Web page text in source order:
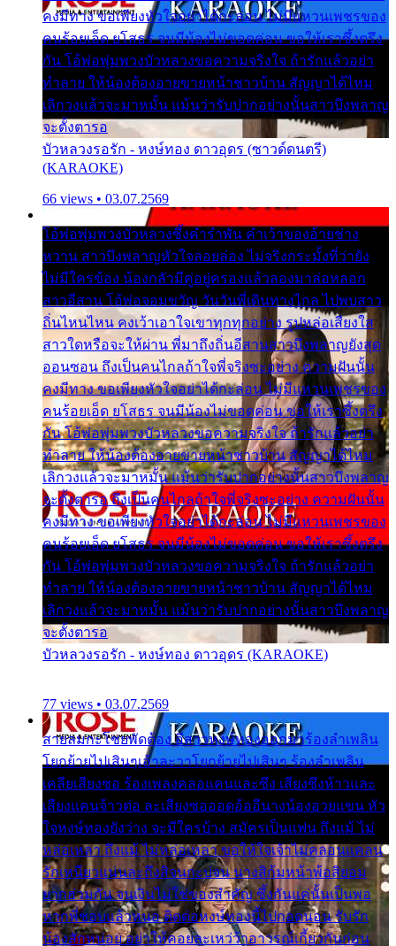
คงมีทาง ขอเพียงหัวใจอย่าได้กะล่อน ไม่มีแหวนเพชรของ
คนร้อยเอ็ด ยโสธร จนมีน้องไม่ขอดค่อน ขอให้เราซึ้งตรึง
กัน โอ้พ่อพุ่มพวงบัวหลวงขอความจริงใจ ถ้ารักแล้วอย่า
ทำลาย ให้น้องต้องอายขายหน้าชาวบ้าน สัญญาได้ไหม
เลิกวงแล้วจะมาหมั้น แม้นว่ารับปากอย่างนั้นสาวบึงพลาญ
จะตั้งตารอ
บัวหลวงรอรัก - หงษ์ทอง ดาวอุดร (ซาวด์ดนตรี)
(KARAOKE)
66 views • 03.07.2569
โอ้พ่อพุ่มพวงบัวหลวงซึ้งคำรำพัน คำเว้าของอ้ายช่าง
หวาน สาวบึงพลาญหัวใจลอยล่อง ไม่จริงกระมั้งที่ว่ายัง
ไม่มีใครข้อง น้องกลัวมีคู่อยู่ครองแล้วลองมาล่อหลอก
สาวอีสาน โอ้พ่อจอมขวัญ วันวันพี่เดินทางไกล ไปพบสาว
ถิ่นไหนไหน คงเว้าเอาใจเขาทุกทุกอย่าง รูปหล่อเสียงใส
สาวใดหรือจะให้ผ่าน พี่มาถึงถิ่นอีสานสาวบึงพลาญยังสุด
ออนซอน ถึงเป็นคนไกลถ้าใจพี่จริงซะอย่าง ความฝันนั้น
คงมีทาง ขอเพียงหัวใจอย่าได้กะล่อน ไม่มีแหวนเพชรของ
คนร้อยเอ็ด ยโสธร จนมีน้องไม่ขอดค่อน ขอให้เราซึ้งตรึง
กัน โอ้พ่อพุ่มพวงบัวหลวงขอความจริงใจ ถ้ารักแล้วอย่า
ทำลาย ให้น้องต้องอายขายหน้าชาวบ้าน สัญญาได้ไหม
เลิกวงแล้วจะมาหมั้น แม้นว่ารับปากอย่างนั้นสาวบึงพลาญ
จะตั้งตารอ ถึงเป็นคนไกลถ้าใจพี่จริงซะอย่าง ความฝันนั้น
คงมีทาง ขอเพียงหัวใจอย่าได้กะล่อน ไม่มีแหวนเพชรของ
คนร้อยเอ็ด ยโสธร จนมีน้องไม่ขอดค่อน ขอให้เราซึ้งตรึง
กัน โอ้พ่อพุ่มพวงบัวหลวงขอความจริงใจ ถ้ารักแล้วอย่า
ทำลาย ให้น้องต้องอายขายหน้าชาวบ้าน สัญญาได้ไหม
เลิกวงแล้วจะมาหมั้น แม้นว่ารับปากอย่างนั้นสาวบึงพลาญ
จะตั้งตารอ
บัวหลวงรอรัก - หงษ์ทอง ดาวอุดร (KARAOKE)
77 views • 03.07.2569
สายลมกะโชยพัดต้อง อีสาวหงษ์ทองออกมาร้องลำเพลิน
โยกย้ายไปเสินๆเอ้าละวาโยกย้ายไปเสินๆ ร้องลำเพลิน
เคลียเสียงซอ ร้องเพลงคลอแคนและซึง เสียงซึงห้าวและ
เสียงแคนจ้าวต่อ ละเสียงซอออดอ้ออีนางน้องอวยแขน หัว
ใจหงษ์ทองยังว่าง จะมีใครบ้าง สมัครเป็นแฟน ถึงแม้ ไม่
หล่อเหลา ถึงแม้ ไม่หล่อเหลา ขอให้ใจเจ้าไม่คลอนแคลน
รักเหนียวแน่นละถึงสิจนกะบ่จน นางสิก้มหน้าพ้อสิยอม
ยากฮ่วมกัน จนเงินไม่ใช่ของสำคัญ ซึ้งกันแค่นั้นเป็นพอ
หากพี่ชอบแล้วหนอ ติดต่อหงษ์ทองนี้ไปกอดนอน รับรัก
น้องสักหน่อย อย่าให้คอยละเหว่ว้าอาวรณ์เกี้ยวกันก่อน